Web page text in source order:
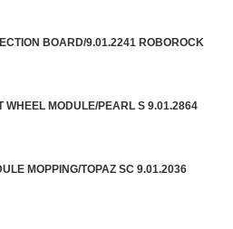
BOARD/9.01.2241 ROBOROCK
WHEEL MODULE/PEARL S 9.01.2864
MOPPING/TOPAZ SC 9.01.2036